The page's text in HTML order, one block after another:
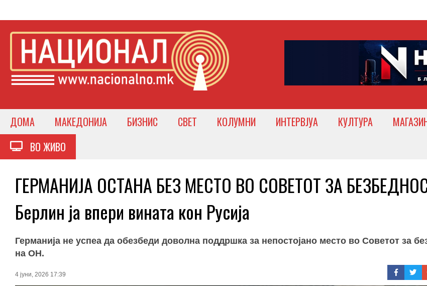
ДОМА МАКЕДОНИЈА БИЗНИС СВЕТ КОЛУМНИ ИНТЕРВЈУА КУЛТУРА
ВО ЖИВО
ГЕРМАНИЈА ОСТАНА БЕЗ МЕСТО ВО СОВЕТОТ ЗА
Берлин ја впери вината кон Русија
Германија не успеа да обезбеди доволна поддршка за непостојано место во Советот за
на ОН.
4 јуни, 2026 17:39